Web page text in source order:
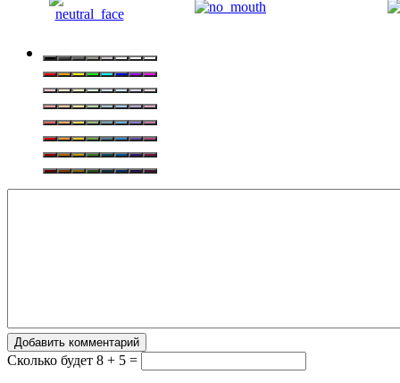
Добавить комментарий
Сколько будет 8 + 5 =